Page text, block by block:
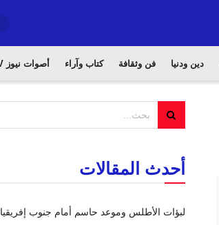
دين ودنيا فن وثقافة كتاب وآراء أصوات نيوز TV
أحدث المقالات
لبؤات الأطلس وموعد حاسم أمام جنوب إفريقيا